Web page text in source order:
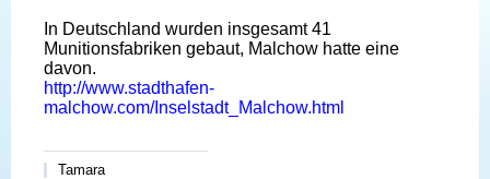
In Deutschland wurden insgesamt 41
Munitionsfabriken gebaut, Malchow hatte eine
davon.
http://www.stadthafen-
malchow.com/Inselstadt_Malchow.html
Tamara